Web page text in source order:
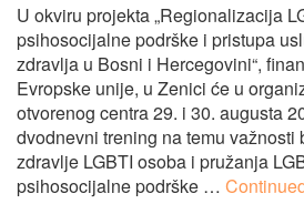
U okviru projekta „Regionalizacija
psihosocijalne podrške i pristupa
zdravlja u Bosni i Hercegovini“,
Evropske unije, u Zenici će u
otvorenog centra 29. i 30. augusta
dvodnevni trening na temu važnosti
zdravlje LGBTI osoba i pružanja
psihosocijalne podrške …